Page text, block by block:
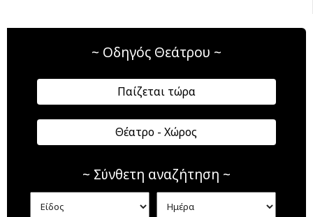
~ Οδηγός Θεάτρου ~
Παίζεται τώρα
Θέατρο - Χώρος
~ Σύνθετη αναζήτηση ~